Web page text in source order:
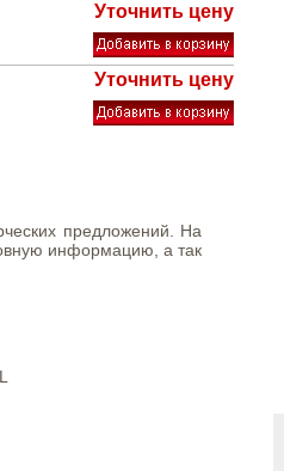
Уточнить цену
Уточнить цену
предложений. На
информацию, а так